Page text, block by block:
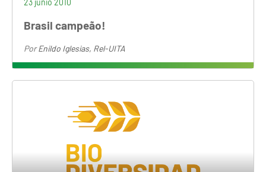
23 junio 2010
Brasil campeão!
PorEnildo Iglesias, Rel-UITA